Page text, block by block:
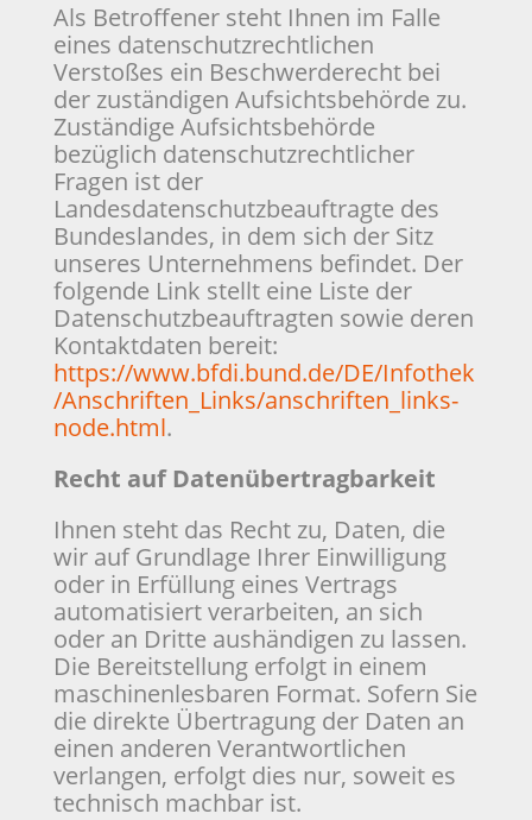
Als Betroffener steht Ihnen im Falle
eines datenschutzrechtlichen
Verstoßes ein Beschwerderecht bei
der zuständigen Aufsichtsbehörde zu.
Zuständige Aufsichtsbehörde
bezüglich datenschutzrechtlicher
Fragen ist der
Landesdatenschutzbeauftragte des
Bundeslandes, in dem sich der Sitz
unseres Unternehmens befindet. Der
folgende Link stellt eine Liste der
Datenschutzbeauftragten sowie deren
Kontaktdaten bereit:
https://www.bfdi.bund.de/DE/Infothek
/Anschriften_Links/anschriften_links-
node.html.
Recht auf Datenübertragbarkeit
Ihnen steht das Recht zu, Daten, die
wir auf Grundlage Ihrer Einwilligung
oder in Erfüllung eines Vertrags
automatisiert verarbeiten, an sich
oder an Dritte aushändigen zu lassen.
Die Bereitstellung erfolgt in einem
maschinenlesbaren Format. Sofern Sie
die direkte Übertragung der Daten an
einen anderen Verantwortlichen
verlangen, erfolgt dies nur, soweit es
technisch machbar ist.